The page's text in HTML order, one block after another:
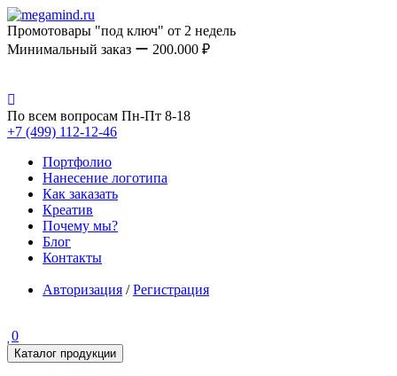
Промотовары "под ключ" от 2 недель
Минимальный заказ ー 200.000 ₽
По всем вопросам Пн-Пт 8-18
+7 (499) 112-12-46
Портфолио
Нанесение логотипа
Как заказать
Креатив
Почему мы?
Блог
Контакты
Авторизация /Регистрация
0
Каталог продукции